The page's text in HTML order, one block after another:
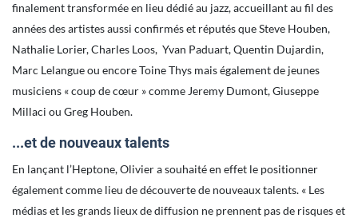
finalement transformée en lieu dédié au jazz, accueillant au fil des
années des artistes aussi confirmés et réputés que Steve Houben,
Nathalie Lorier, Charles Loos, Yvan Paduart, Quentin Dujardin,
Marc Lelangue ou encore Toine Thys mais également de jeunes
musiciens « coup de cœur » comme Jeremy Dumont, Giuseppe
Millaci ou Greg Houben.
...et de nouveaux talents
En lançant l’Heptone, Olivier a souhaité en effet le positionner
également comme lieu de découverte de nouveaux talents. « Les
médias et les grands lieux de diffusion ne prennent pas de risques et